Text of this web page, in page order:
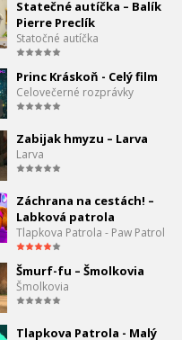
Super smetiarske auto -
proti zmrzlinárovi
sa pridáva k záchrannej
čate! – Zásahové autá pre
deti
Sanitka je chorá! –
Supernákladiak ju musí
Mesto áut - Telekinetický
lúč
Super buldozér a traktor
zachraňujú
Statečné autíčka – Balík
Pierre Preclík
Statočné autíčka
Princ Kráskoň - Celý film
Celovečerné rozprávky
Zabijak hmyzu – Larva
Larva
Záchrana na cestách! –
Labková patrola
Tlapkova Patrola - Paw Patrol
Šmurf-fu – Šmolkovia
Šmolkovia
Tlapkova Patrola - Malý